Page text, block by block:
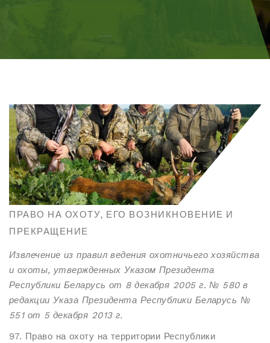
ПРАВО НА ОХОТУ, ЕГО ВОЗНИКНОВЕНИЕ И
ПРЕКРАЩЕНИЕ
Извлечение из правил ведения охотничьего хозяйства
и охоты, утвержденных Указом Президента
Республики Беларусь от 8 декабря 2005 г. № 580 в
редакции Указа Президента Республики Беларусь №
551 от 5 декабря 2013 г.
97. Право на охоту на территории Республики